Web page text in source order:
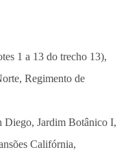
1 a 13 do trecho 13),
Regimento de
Diego, Jardim Botânico I,
Califórnia,